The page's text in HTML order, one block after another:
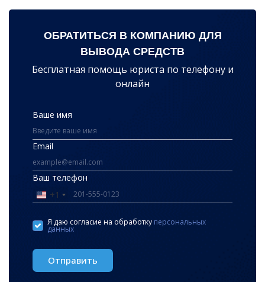
ОБРАТИТЬСЯ В КОМПАНИЮ ДЛЯ
ВЫВОДА СРЕДСТВ
Бесплатная помощь юриста по телефону и
онлайн
Ваше имя
Email
Ваш телефон
United
+1
+1
Я даю согласие на обработку персональных
данных
Отправить